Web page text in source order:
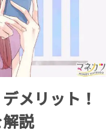
メリット！
説